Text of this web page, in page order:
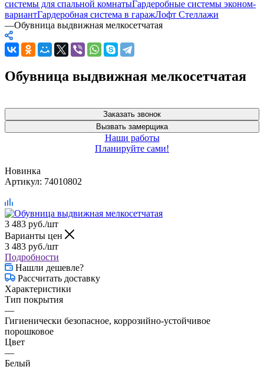
системы для спальной комнатыГардеробные системы эконом-
вариантГардеробная система в гаражЛофт Стеллажи
—Обувница выдвижная мелкосетчатая
Обувница выдвижная мелкосетчатая
Заказать звонок
Вызвать замерщика
Наши работы
Планируйте сами!
Новинка
Артикул: 74010802
3 483 руб./шт
Варианты цен
3 483 руб./шт
Подробности
Нашли дешевле?
Рассчитать доставку
Характеристики
Тип покрытия
—
Гигиенически безопасное, коррозийно-устойчивое
порошковое
Цвет
—
Белый